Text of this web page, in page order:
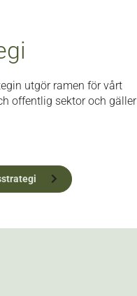
utgör ramen för vårt
offentlig sektor och gäller